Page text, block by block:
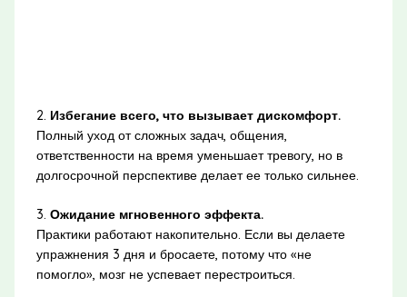
2. Избегание всего, что вызывает дискомфорт.
Полный уход от сложных задач, общения,
ответственности на время уменьшает тревогу, но в
долгосрочной перспективе делает ее только сильнее.
3. Ожидание мгновенного эффекта.
Практики работают накопительно. Если вы делаете
упражнения 3 дня и бросаете, потому что «не
помогло», мозг не успевает перестроиться.